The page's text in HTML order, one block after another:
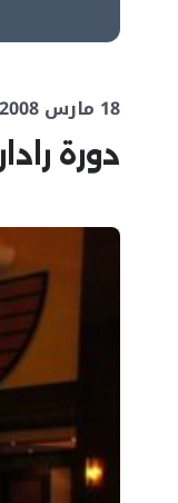
18 مارس 2008
دورة رادار 18-19 مارس 2008